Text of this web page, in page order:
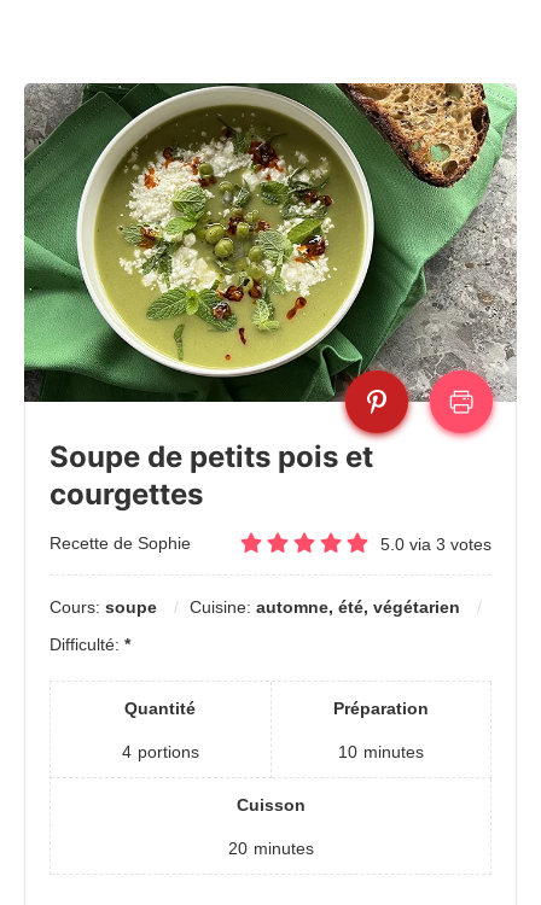
Soupe de petits pois et
courgettes
Recette de Sophie 5.0 via 3 votes
Cours: soupe Cuisine: automne, été, végétarien
Difficulté: *
Quantité
4 portions
Préparation
10 minutes
Cuisson
20 minutes